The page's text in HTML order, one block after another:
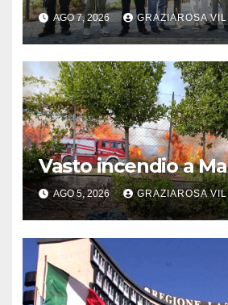
l’inaugurazione
AGO 7, 2026 GRAZIAROSA
Vasto incendio a
AGO 5, 2026 GRAZIAROSA